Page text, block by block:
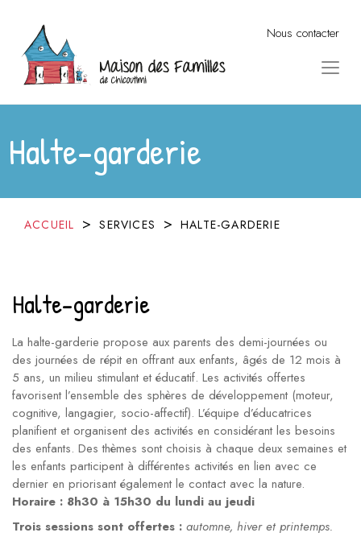
Nous contacter
Halte-garderie
ACCUEIL SERVICES HALTE-GARDERIE
Halte-garderie
La halte-garderie propose aux parents des demi-journées ou
des journées de répit en offrant aux enfants, âgés de 12 mois à
5 ans, un milieu stimulant et éducatif. Les activités offertes
favorisent l’ensemble des sphères de développement (moteur,
cognitive, langagier, socio-affectif). L’équipe d’éducatrices
planifient et organisent des activités en considérant les besoins
des enfants. Des thèmes sont choisis à chaque deux semaines et
les enfants participent à différentes activités en lien avec ce
dernier en priorisant également le contact avec la nature.
Horaire : 8h30 à 15h30 du lundi au jeudi
Trois sessions sont offertes : automne, hiver et printemps.